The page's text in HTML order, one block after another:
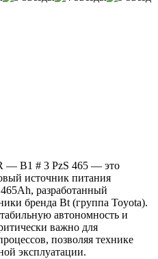
— B1 # 3 PzS 465 — это
источник питания
разработанный
бренда Bt (группа Toyota).
автономность и
важно для
позволяя технике
эксплуатации.